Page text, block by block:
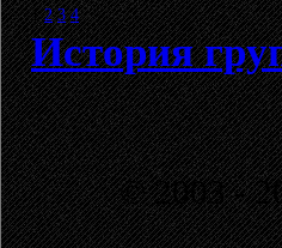
1 2 3 4
История
© 2003 -